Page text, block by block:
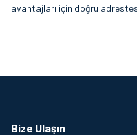
avantajları için doğru
Bize Ulaşın